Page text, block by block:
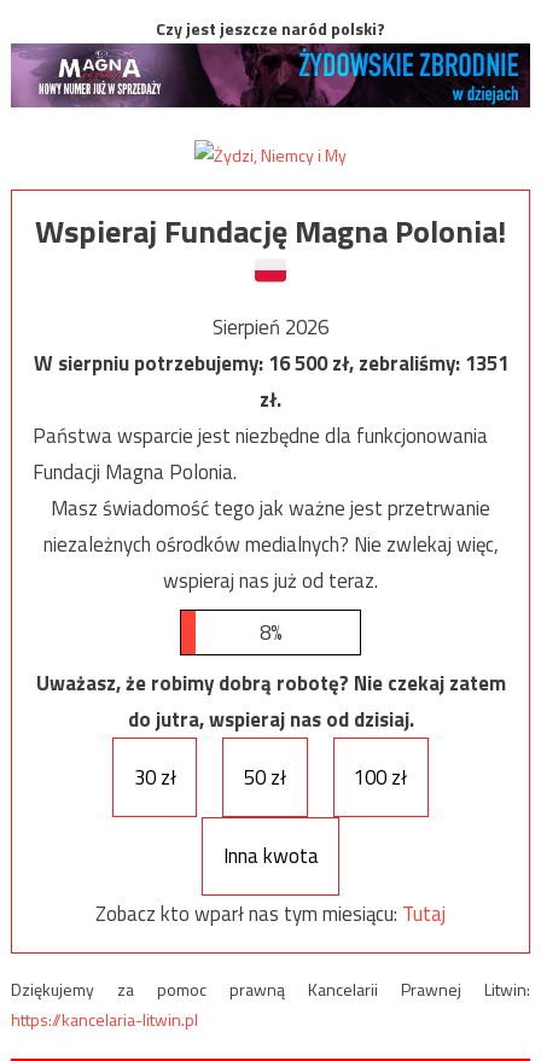
Czy jest jeszcze naród polski?
Wspieraj Fundację Magna Polonia!
Sierpień 2026
W sierpniu potrzebujemy:16 500zł, zebraliśmy:1351
zł.
Państwa wsparcie jest niezbędne dla funkcjonowania
Fundacji Magna Polonia.
Masz świadomość tego jak ważne jest przetrwanie
niezależnych ośrodków medialnych? Nie zwlekaj więc,
wspieraj nas już od teraz.
8%
Uważasz, że robimy dobrą robotę? Nie czekaj zatem
do jutra, wspieraj nas od dzisiaj.
30 zł
50 zł 100 zł
Inna kwota
Zobacz kto wparł nas tym miesiącu: Tutaj
Dziękujemy za pomoc prawną Kancelarii Prawnej Litwin:
https://kancelaria-litwin.pl